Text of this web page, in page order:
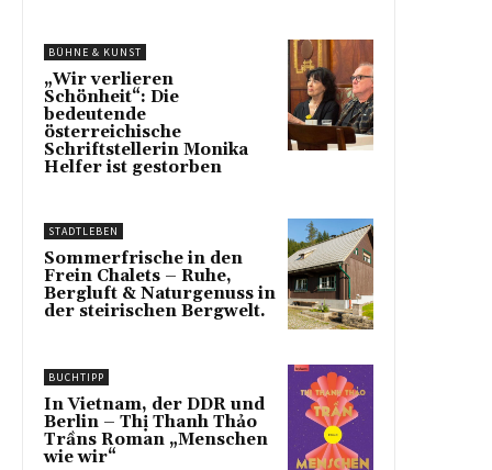
BÜHNE & KUNST
„Wir verlieren
Schönheit“: Die
bedeutende
österreichische
Schriftstellerin Monika
Helfer ist gestorben
STADTLEBEN
Sommerfrische in den
Frein Chalets – Ruhe,
Bergluft & Naturgenuss in
der steirischen Bergwelt.
BUCHTIPP
In Vietnam, der DDR und
Berlin – Thị Thanh Thảo
Trầns Roman „Menschen
wie wir“